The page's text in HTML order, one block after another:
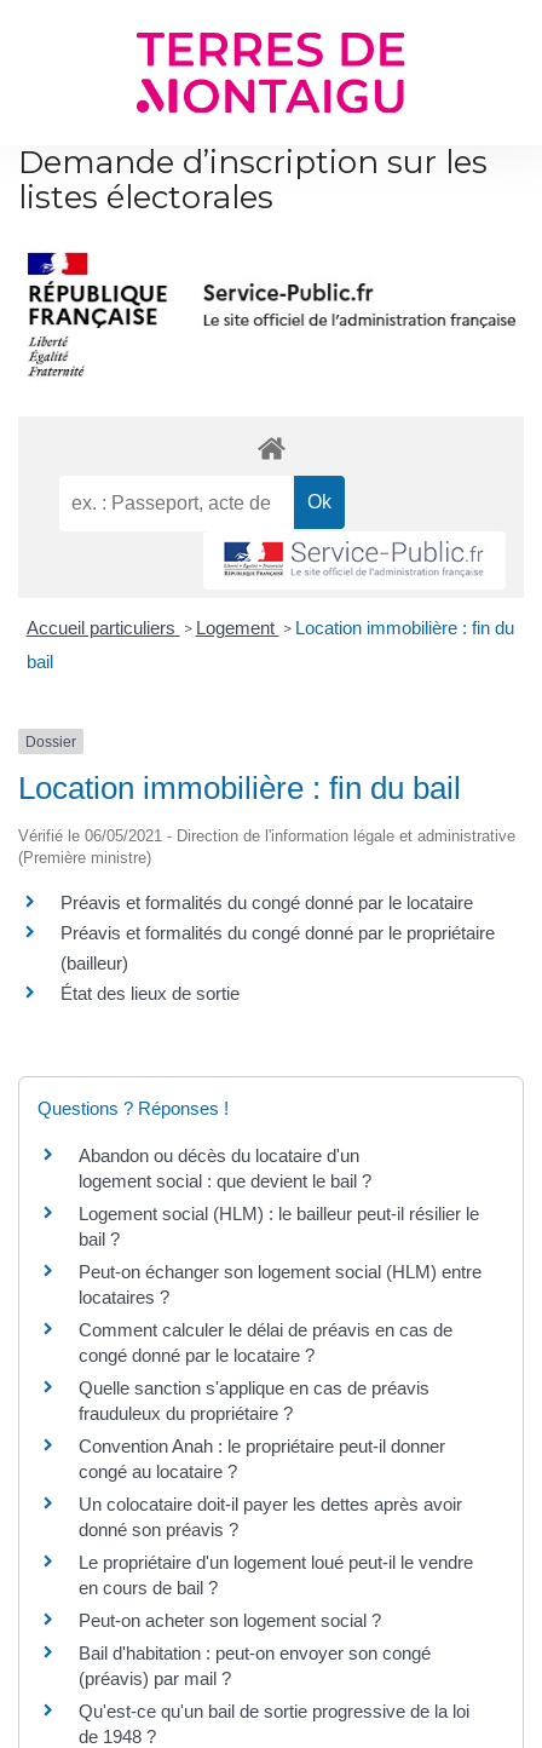
Demande d’inscription sur les
listes électorales
Accueil particuliers > Logement > Location immobilière : fin du
bail
Dossier
Location immobilière : fin du bail
Vérifié le 06/05/2021 - Direction de l'information légale et administrative
(Première ministre)
Préavis et formalités du congé donné par le locataire
Préavis et formalités du congé donné par le propriétaire
(bailleur)
État des lieux de sortie
Questions ? Réponses !
Abandon ou décès du locataire d'un
logement social : que devient le bail ?
Logement social (HLM) : le bailleur peut-il résilier le
bail ?
Peut-on échanger son logement social (HLM) entre
locataires ?
Comment calculer le délai de préavis en cas de
congé donné par le locataire ?
Quelle sanction s'applique en cas de préavis
frauduleux du propriétaire ?
Convention Anah : le propriétaire peut-il donner
congé au locataire ?
Un colocataire doit-il payer les dettes après avoir
donné son préavis ?
Le propriétaire d'un logement loué peut-il le vendre
en cours de bail ?
Peut-on acheter son logement social ?
Bail d'habitation : peut-on envoyer son congé
(préavis) par mail ?
Qu'est-ce qu'un bail de sortie progressive de la loi
de 1948 ?